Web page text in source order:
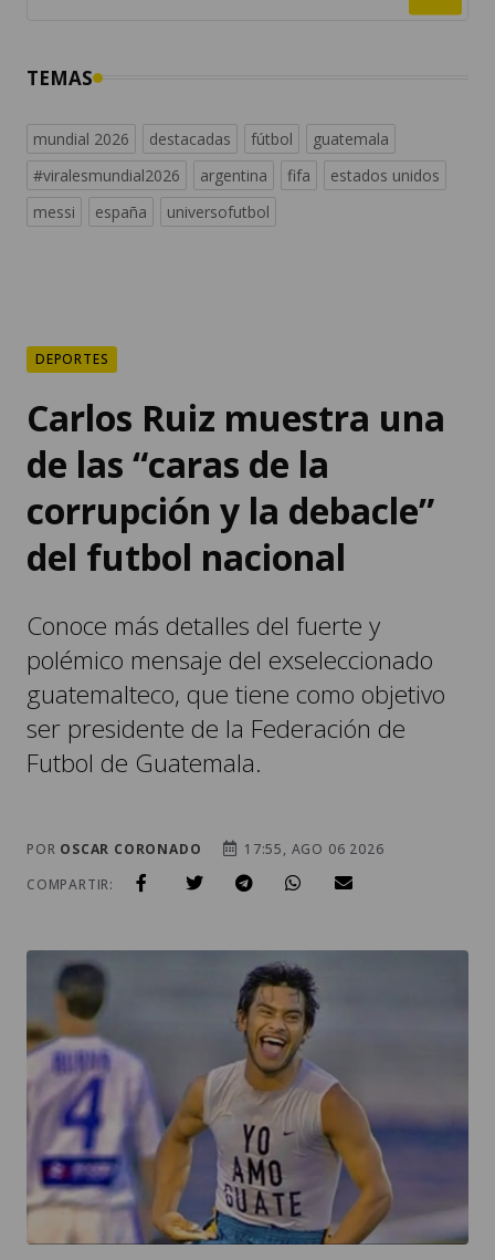
TEMAS
mundial 2026 destacadas fútbol
guatemala
#viralesmundial2026
argentina fifa
estados unidos
messi
españa universofutbol
DEPORTES
Carlos Ruiz muestra una
de las “caras de la
corrupción y la debacle”
del futbol nacional
Conoce más detalles del fuerte y
polémico mensaje del exseleccionado
guatemalteco, que tiene como objetivo
ser presidente de la Federación de
Futbol de Guatemala.
POR OSCAR CORONADO
17:55, AGO 06 2026
COMPARTIR: